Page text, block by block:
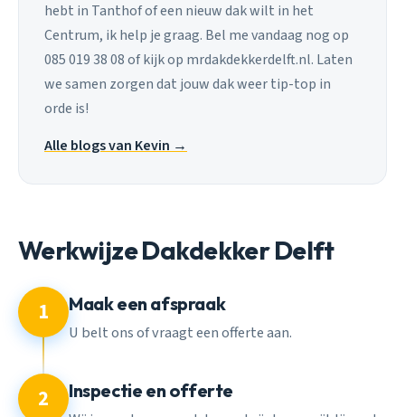
hebt in Tanthof of een nieuw dak wilt in het
Centrum, ik help je graag. Bel me vandaag nog op
085 019 38 08 of kijk op mrdakdekkerdelft.nl. Laten
we samen zorgen dat jouw dak weer tip-top in
orde is!
Alle blogs van Kevin →
Werkwijze Dakdekker Delft
1 Maak een afspraak
U belt ons of vraagt een offerte aan.
2 Inspectie en offerte